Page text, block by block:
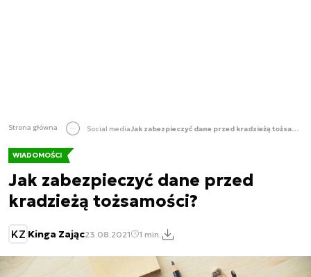
Strona główna Social media Jak zabezpieczyć dane przed kradzieżą tożsamości?
WIADOMOŚCI
Jak zabezpieczyć dane przed
kradzieżą tożsamości?
KZ Kinga Zając23.08.2021 1 min.